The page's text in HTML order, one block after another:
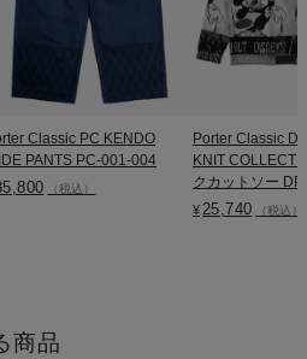
Classic PC KENDO
PANTS PC-001-004
（税込）
Porter Classic
KNIT
クカットソー
¥25,740 （税込）
商品